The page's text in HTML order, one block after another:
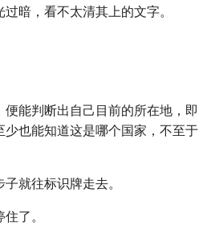
暗，看不太清其上的文字。
能判断出自己目前的所在地，即
也能知道这是哪个国家，不至于
就往标识牌走去。
了。